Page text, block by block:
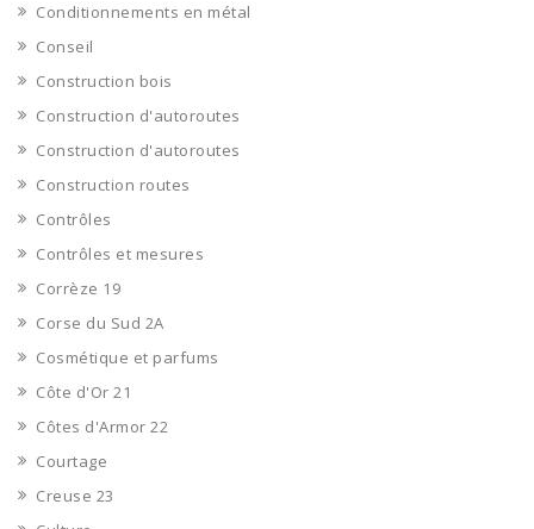
Conditionnements en métal
Conseil
Construction bois
Construction d'autoroutes
Construction d'autoroutes
Construction routes
Contrôles
Contrôles et mesures
Corrèze 19
Corse du Sud 2A
Cosmétique et parfums
Côte d'Or 21
Côtes d'Armor 22
Courtage
Creuse 23